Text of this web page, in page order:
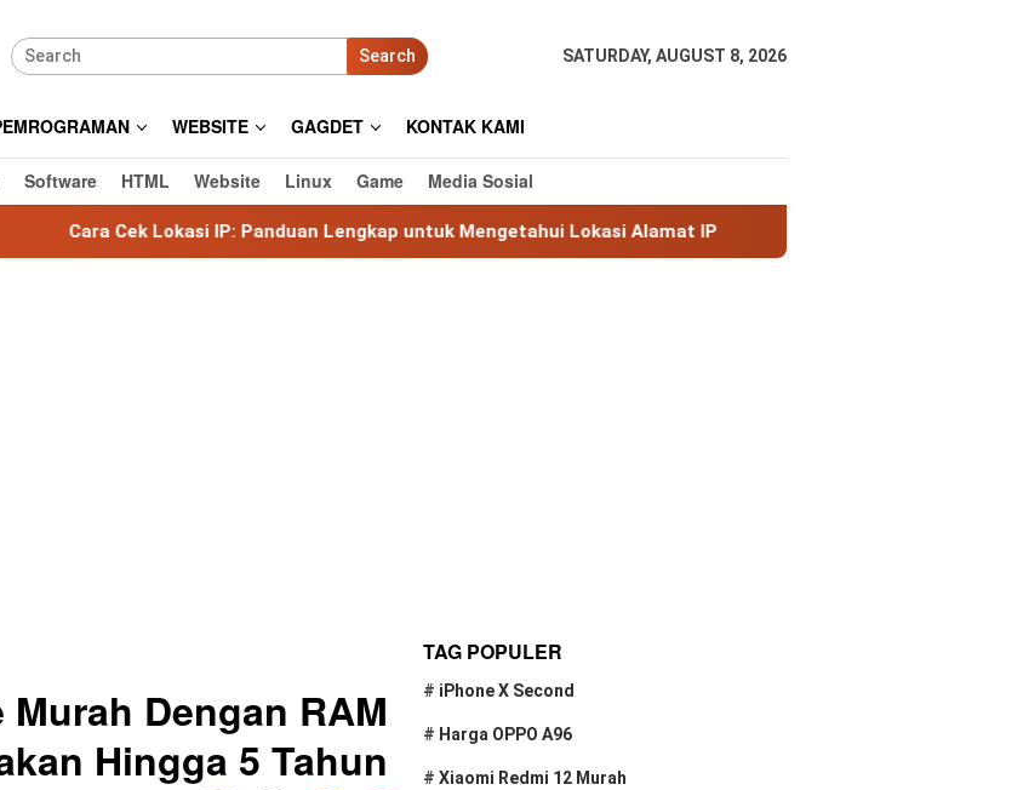
Search SATURDAY, AUGUST 8, 2026
WEBSITE GAGDET KONTAK KAMI
Software HTML Website Linux Game Media Sosial
Lokasi IP: Panduan Lengkap untuk Mengetahui Lokasi Alamat IP MaxMind GeoLite: Database Geolokasi IP
Dengan RAM
Hingga 5 Tahun
TAG POPULER
# iPhone X Second
# Harga OPPO A96
#Xiaomi Redmi 12 Murah